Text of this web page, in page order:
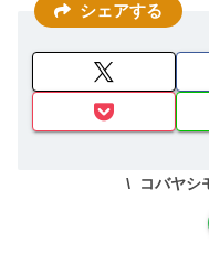
シェアする
コバヤシ